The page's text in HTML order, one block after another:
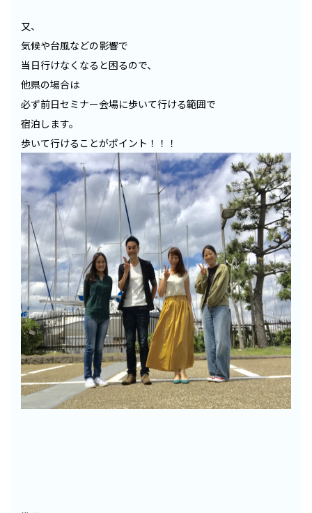
又、
気候や台風などの影響で
当日行けなくなると困るので、
他県の場合は
必ず前日セミナー会場に歩いて行ける範囲で
宿泊します。
歩いて行けることがポイント！！！